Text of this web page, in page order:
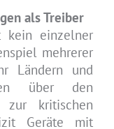
als Treiber
kein einzelner
mehrerer
Ländern und
über den
zur kritischen
Geräte mit